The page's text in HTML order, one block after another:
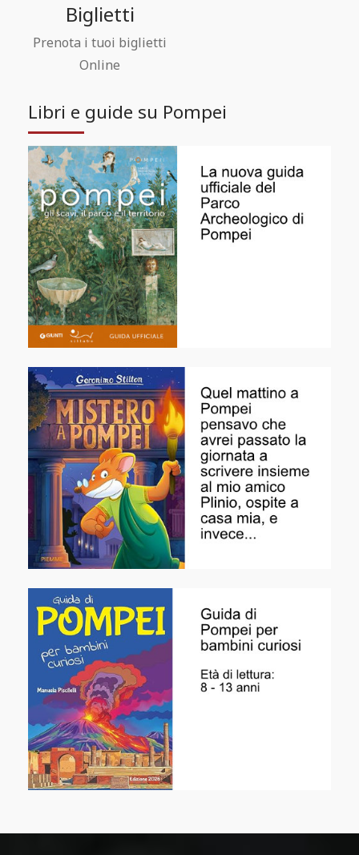
Biglietti
Prenota i tuoi biglietti
Online
Libri e guide su Pompei